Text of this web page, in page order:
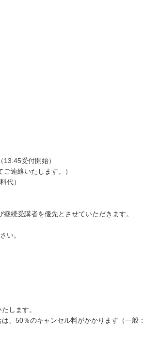
受付開始）
連絡いたします。）
代）
続受講者を優先とさせていただきます。
い。
します。
、50％のキャンセル料がかかります（一般：